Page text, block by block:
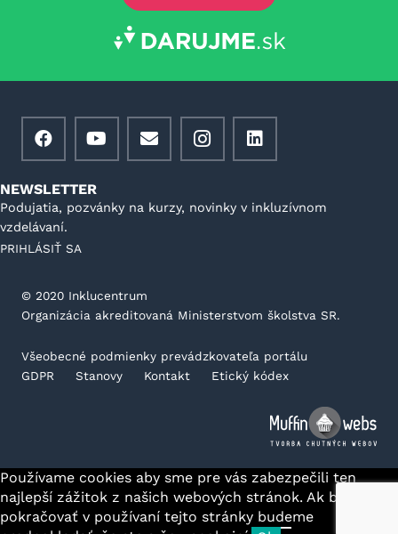
NEWSLETTER
Podujatia, pozvánky na kurzy, novinky v inkluzívnom
vzdelávaní.
PRIHLÁSIŤ SA
©️ 2020 Inklucentrum
Organizácia akreditovaná Ministerstvom školstva SR.
Všeobecné podmienky prevádzkovateľa portálu
GDPR
Stanovy Kontakt Etický kódex
Používame cookies aby sme pre vás zabezpečili ten
najlepší zážitok z našich webových stránok. Ak budete
pokračovať v používaní tejto stránky budeme